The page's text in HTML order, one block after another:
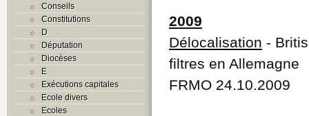
Conseils
Constitutions
D
Députation
Diocèses
E
Exécutions capitales
Ecole divers
Ecoles
2009
Délocalisation -
filtres en Allemagne
FRMO 24.10.2009